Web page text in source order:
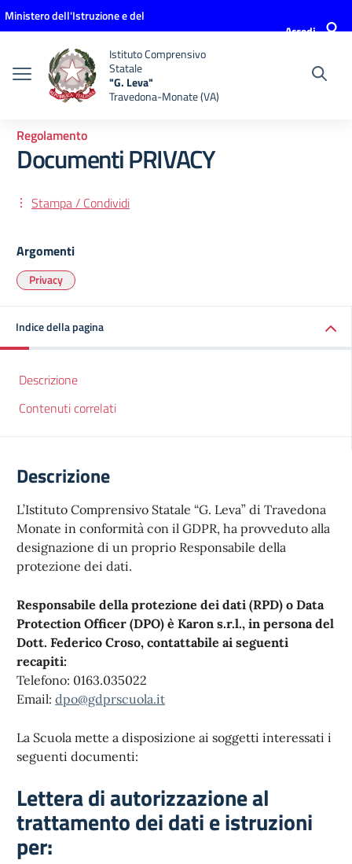
Vai ai contenuti
Vai al menu di navigazione
Vai al footer
Ministero dell'Istruzione e del
Accedi
Istituto Comprensivo
Statale
"G. Leva"
Travedona-Monate (VA)
Regolamento
Documenti PRIVACY
Stampa / Condividi
Argomenti
Privacy
Indice della pagina
Descrizione
Contenuti correlati
Descrizione
L’Istituto Comprensivo Statale “G. Leva” di Travedona
Monate in conformità con il GDPR, ha provveduto alla
designazione di un proprio Responsabile della
protezione dei dati.
Responsabile della protezione dei dati (RPD) o Data
Protection Officer (DPO) è Karon s.r.l., in persona del
Dott. Federico Croso, contattabile ai seguenti
recapiti:
Telefono: 0163.035022
Email: dpo@gdprscuola.it
La Scuola mette a disposizione ai soggetti interessati i
seguenti documenti:
Lettera di autorizzazione al
trattamento dei dati e istruzioni
per: